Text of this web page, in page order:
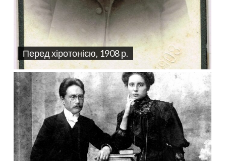
Перед хіротонією, 1908 р.